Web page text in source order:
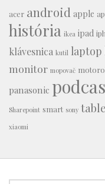
acer android apple
história ikea ipad
klávesnica kutil laptop
monitor mopovač
panasonic
Sharepoint smart sony
xiaomi